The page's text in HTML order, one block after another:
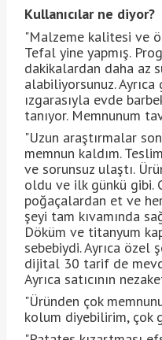
Kullanıcılar ne diyor?
"Malzeme kalitesi ve
Tefal yine yapmış.
dakikalardan daha az
alabiliyorsunuz.
ızgarasıyla evde
tanıyor. Memnunum
"Uzun araştırmalar
memnun kaldım.
ve sorunsuz ulaştı.
oldu ve ilk günkü gibi.
poğaçalardan et ve
şeyi tam kıvamında
Döküm ve titanyum
sebebiydi. Ayrıca özel
dijital 30 tarif de
Ayrıca satıcının
"Üründen çok
kolum diyebilirim, çok